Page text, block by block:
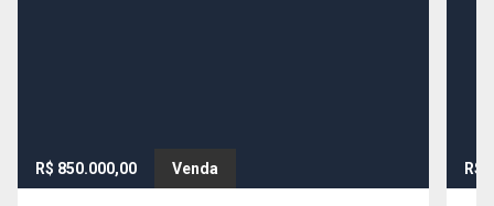
R$ 850.000,00 Venda R$